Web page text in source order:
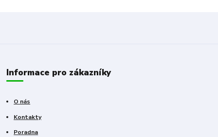
Informace pro zákazníky
O nás
Kontakty
Poradna